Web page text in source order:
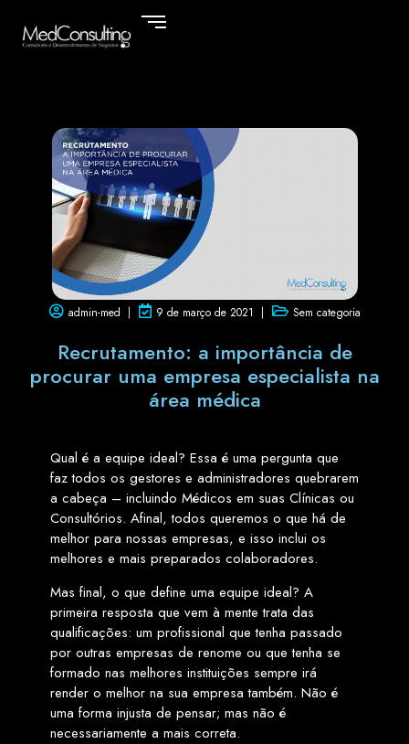
admin-med 9 de março de 2021 Sem categoria
Recrutamento: a importância de
procurar uma empresa especialista na
área médica
Qual é a equipe ideal? Essa é uma pergunta que
faz todos os gestores e administradores quebrarem
a cabeça – incluindo Médicos em suas Clínicas ou
Consultórios. Afinal, todos queremos o que há de
melhor para nossas empresas, e isso inclui os
melhores e mais preparados colaboradores.
Mas final, o que define uma equipe ideal? A
primeira resposta que vem à mente trata das
qualificações: um profissional que tenha passado
por outras empresas de renome ou que tenha se
formado nas melhores instituições sempre irá
render o melhor na sua empresa também. Não é
uma forma injusta de pensar; mas não é
necessariamente a mais correta.